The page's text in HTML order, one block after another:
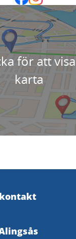
för att visa
karta